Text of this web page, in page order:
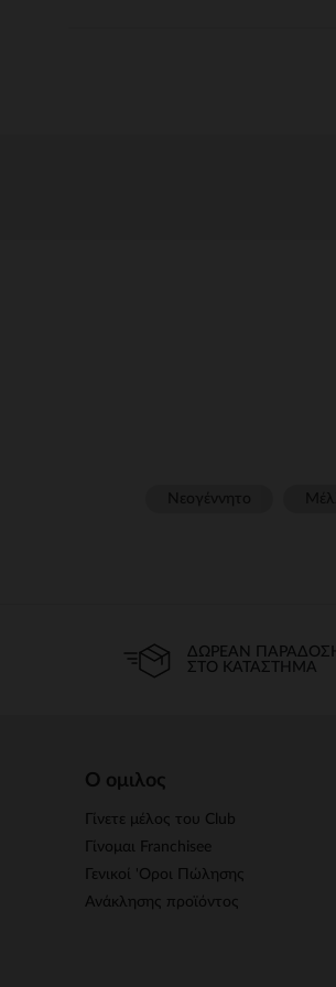
ΔΩΡΕΆΝ ΠΑΡΆΔΟΣΗ
ΣΤΟ ΚΑΤΆΣΤΗΜΑ
Ο ομιλος
Γίνετε μέλος του Club
Γίνομαι Franchisee
Γενικοί 'Οροι Πώλησης
Ανάκλησης προϊόντος